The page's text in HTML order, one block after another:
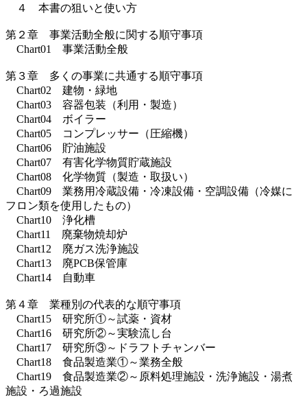
４ 本書の狙いと使い方
第２章 事業活動全般に関する順守事項
Chart01 事業活動全般
第３章 多くの事業に共通する順守事項
Chart02 建物・緑地
Chart03 容器包装（利用・製造）
Chart04 ボイラー
Chart05 コンプレッサー（圧縮機）
Chart06 貯油施設
Chart07 有害化学物質貯蔵施設
Chart08 化学物質（製造・取扱い）
Chart09 業務用冷蔵設備・冷凍設備・空調設備（冷媒に
フロン類を使用したもの）
Chart10 浄化槽
Chart11 廃棄物焼却炉
Chart12 廃ガス洗浄施設
Chart13 廃PCB保管庫
Chart14 自動車
第４章 業種別の代表的な順守事項
Chart15 研究所①～試薬・資材
Chart16 研究所②～実験流し台
Chart17 研究所③～ドラフトチャンバー
Chart18 食品製造業①～業務全般
Chart19 食品製造業②～原料処理施設・洗浄施設・湯煮
施設・ろ過施設